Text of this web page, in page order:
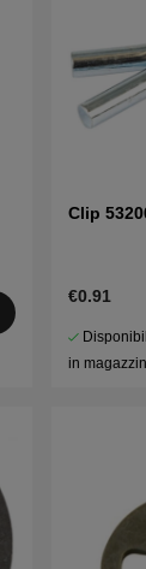
Clip
€0.91
in